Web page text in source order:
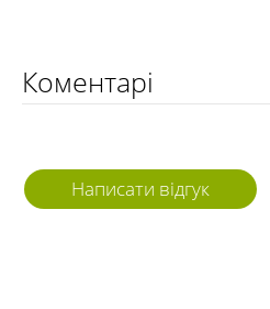
Коментарі
Написати відгук